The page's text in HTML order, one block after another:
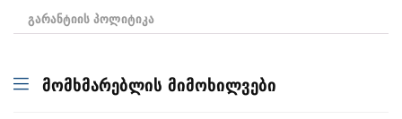
გარანტიის პოლიტიკა
მომხმარებლის მიმოხილვები